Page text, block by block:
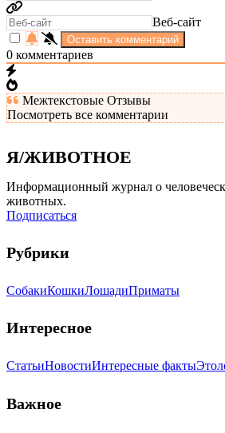
Веб-сайт
0 комментариев
Межтекстовые Отзывы
Посмотреть все комментарии
Я/ЖИВОТНОЕ
Информационный журнал о
животных.
Подписаться
Рубрики
СобакиКошкиЛошадиПриматы
Интересное
СтатьиНовостиИнтересные факты
Важное